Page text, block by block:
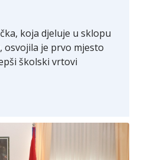
koja djeluje u sklopu
osvojila je prvo mjesto
školski vrtovi